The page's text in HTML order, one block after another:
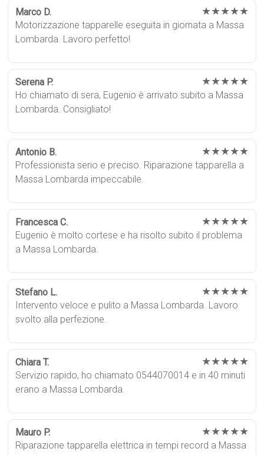
Marco D. ★★★★★
Motorizzazione tapparelle eseguita in giornata a Massa
Lombarda. Lavoro perfetto!
Serena P. ★★★★★
Ho chiamato di sera, Eugenio è arrivato subito a Massa
Lombarda. Consigliato!
Antonio B. ★★★★★
Professionista serio e preciso. Riparazione tapparella a
Massa Lombarda impeccabile.
Francesca C. ★★★★★
Eugenio è molto cortese e ha risolto subito il problema
a Massa Lombarda.
Stefano L. ★★★★★
Intervento veloce e pulito a Massa Lombarda. Lavoro
svolto alla perfezione.
Chiara T. ★★★★★
Servizio rapido, ho chiamato 0544070014 e in 40 minuti
erano a Massa Lombarda.
Mauro P. ★★★★★
Riparazione tapparella elettrica in tempi record a Massa